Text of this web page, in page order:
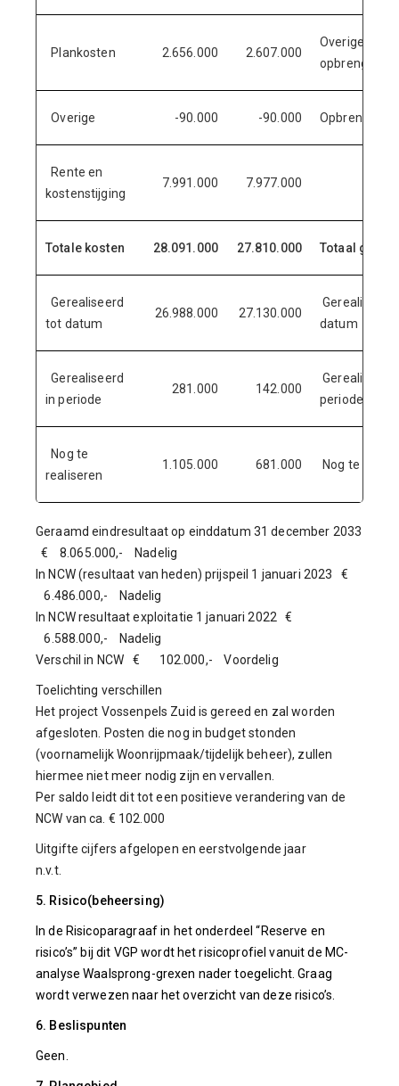
Plankosten 2.656.000 2.607.000
Overige
opbrengsten
Overige -90.000 -90.000
Rente en
kostenstijging
7.991.000 7.977.000
Totale kosten 28.091.000 27.810.000 Totaal
Gerealiseerd
tot datum
26.988.000 27.130.000
Gerealiseerd
datum
Gerealiseerd
in periode
281.000 142.000
Gerealiseerd
periode
Nog te
realiseren
1.105.000 681.000 Nog te
Geraamd eindresultaat op einddatum 31 december 2033
€ 8.065.000,- Nadelig
In NCW (resultaat van heden) prijspeil 1 januari 2023 €
6.486.000,- Nadelig
In NCW resultaat exploitatie 1 januari 2022 €
6.588.000,- Nadelig
Verschil in NCW € 102.000,- Voordelig
Toelichting verschillen
Het project Vossenpels Zuid is gereed en zal worden
afgesloten. Posten die nog in budget stonden
(voornamelijk Woonrijpmaak/tijdelijk beheer), zullen
hiermee niet meer nodig zijn en vervallen.
Per saldo leidt dit tot een positieve verandering van de
NCW van ca. € 102.000
Uitgifte cijfers afgelopen en eerstvolgende jaar
n.v.t.
5. Risico(beheersing)
In de Risicoparagraaf in het onderdeel “Reserve en
risico’s” bij dit VGP wordt het risicoprofiel vanuit de MC-
analyse Waalsprong-grexen nader toegelicht. Graag
wordt verwezen naar het overzicht van deze risico’s.
6. Beslispunten
Geen.